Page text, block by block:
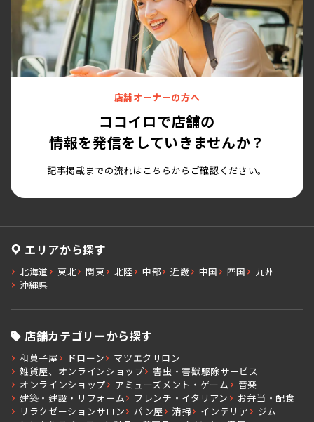
店舗オーナーの方へ
ココイロで店舗の
情報を発信をしていきませんか？
記事掲載までの流れはこちらからご確認ください。
エリアから探す
北海道 東北 関東 北陸 中部 近畿 中国 四国
九州
沖縄県
店舗カテゴリーから探す
和菓子屋 ドローン
マツエクサロン
雑貨屋、オンラインショップ
害虫・害獣駆除サービス
オンラインショップ
アミューズメント・ゲーム
音楽
建築・建設・リフォーム
フレンチ・イタリアン
お弁当・配食
リラクゼーションサロン
パン屋 清掃 インテリア
ジム